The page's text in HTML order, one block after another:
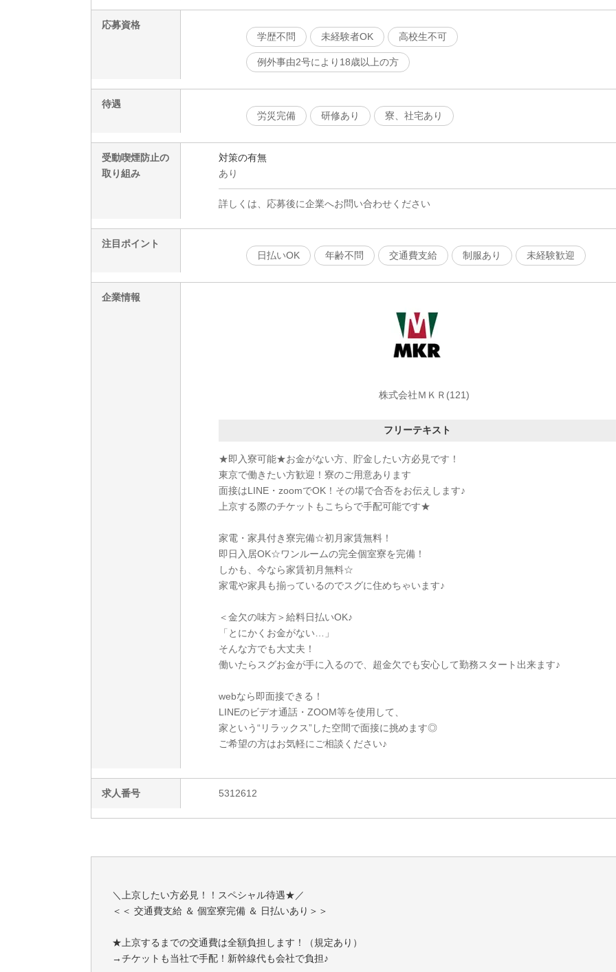
応募資格
学歴不問
未経験者OK 高校生不可
例外事由2号により18歳以上の方
待遇
労災完備
研修あり 寮、社宅あり
受動喫煙防止の
取り組み
対策の有無
あり
詳しくは、応募後に企業へお問い合わせください
注目ポイント
日払いOK
年齢不問 交通費支給 制服あり 未経験歓迎
企業情報
株式会社ＭＫＲ(121)
フリーテキスト
★即入寮可能★お金がない方、貯金したい方必見です！
東京で働きたい方歓迎！寮のご用意あります
面接はLINE・zoomでOK！その場で合否をお伝えします♪
上京する際のチケットもこちらで手配可能です★
家電・家具付き寮完備☆初月家賃無料！
即日入居OK☆ワンルームの完全個室寮を完備！
しかも、今なら家賃初月無料☆
家電や家具も揃っているのでスグに住めちゃいます♪
＜金欠の味方＞給料日払いOK♪
「とにかくお金がない…」
そんな方でも大丈夫！
働いたらスグお金が手に入るので、超金欠でも安心して勤務スタート出来ます♪
webなら即面接できる！
LINEのビデオ通話・ZOOM等を使用して、
家という“リラックス”した空間で面接に挑めます◎
ご希望の方はお気軽にご相談ください♪
求人番号 5312612
＼上京したい方必見！！スペシャル待遇★／
＜＜ 交通費支給 ＆ 個室寮完備 ＆ 日払いあり＞＞
★上京するまでの交通費は全額負担します！（規定あり）
→チケットも当社で手配！新幹線代も会社で負担♪